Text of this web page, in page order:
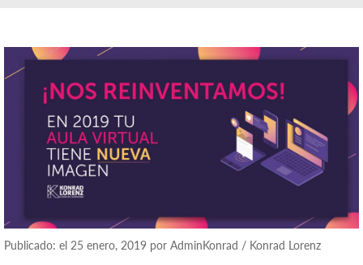
Publicado: el 25 enero, 2019 por AdminKonrad / Konrad Lorenz